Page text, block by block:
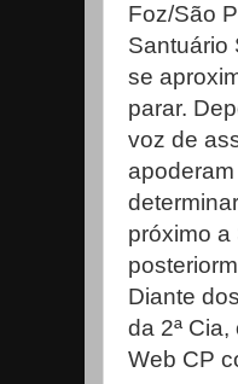
Foz/São
Santuário
se
parar.
voz de
próximo a
Diante
da 2ª
Web CP